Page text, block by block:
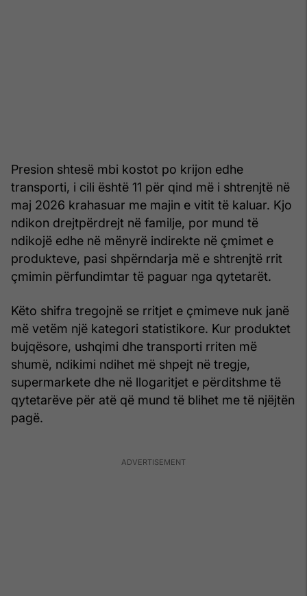
Presion shtesë mbi kostot po krijon edhe
transporti, i cili është 11 për qind më i shtrenjtë në
maj 2026 krahasuar me majin e vitit të kaluar. Kjo
ndikon drejtpërdrejt në familje, por mund të
ndikojë edhe në mënyrë indirekte në çmimet e
produkteve, pasi shpërndarja më e shtrenjtë rrit
çmimin përfundimtar të paguar nga qytetarët.
Këto shifra tregojnë se rritjet e çmimeve nuk janë
më vetëm një kategori statistikore. Kur produktet
bujqësore, ushqimi dhe transporti rriten më
shumë, ndikimi ndihet më shpejt në tregje,
supermarkete dhe në llogaritjet e përditshme të
qytetarëve për atë që mund të blihet me të njëjtën
pagë.